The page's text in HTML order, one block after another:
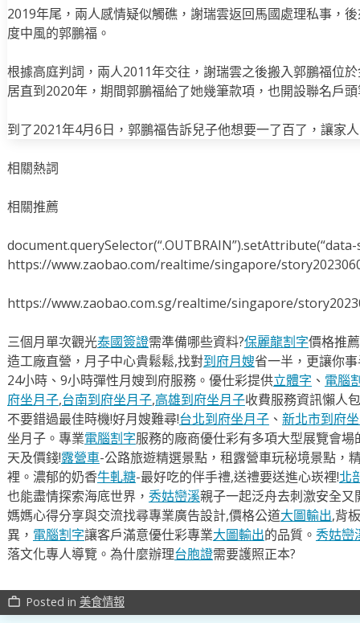
2019年尾，兩人感情疑似觸礁，謝瑞雲返回馬國處理私事，
度中風的郭鵬福。
根據高庭判詞，兩人2011年交往，謝瑞雲之後搬入郭鵬福位
居直到2020年，期間郭鵬福給了她幾筆款項，也開設聯名戶
到了2021年4月6日，郭鵬福告訴兒子他想要一了百了，讓家
相關熱詞
相關推薦
document.querySelector(“.OUTBRAIN”).setAttribute(“data-
https://www.zaobao.com/realtime/singapore/
https://www.zaobao.com.sg/realtime/singapore/
三個月單次觀光泰國簽證需準備哪些資料?保麗龍割字價格推
造工廠直營，月子中心貴鬆鬆,找對到府月嫂省一半，更讓你
24小時、9小時彈性月嫂到府服務。優仕彩提供立體字 、 電腦
府坐月子,台南到府坐月子,高雄到府坐月子收費服務資訊懶人
不要錯過最佳時機!好月嫂難尋!台北到府坐月子、 新北市到府
坐月子。專業電腦割字服務的廠商優仕彩有多項大型展覽會場
天及價錢!露營車-公路旅遊精選景點，租露營車玩秘境景點，
裡。濃郁的奶香牛軋糖-最好吃的伴手禮,送禮要送進心崁裡!北
也能盡情探索海底世界， 秀姑巒溪親子一起泛舟去​刺激安全
媽媽心得分享與交流找尋專業廣告設計,價格公道大圖輸出,背
異， 電腦割字讓客戶滿意優仕彩專業大圖輸出的品質。 秀姑巒
落文化專人導覽。為什麼辦理台胞證需要護照正本?
work_outline Posted in 美食情報